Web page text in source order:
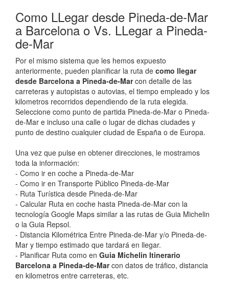
Como LLegar desde Pineda-de-Mar
a Barcelona o Vs. LLegar a Pineda-
de-Mar
Por el mismo sistema que les hemos expuesto
anteriormente, pueden planificar la ruta de como llegar
desde Barcelona a Pineda-de-Marcon detalle de las
carreteras y autopistas o autovias, el tiempo empleado y los
kilometros recorridos dependiendo de la ruta elegida.
Seleccione como punto de partida Pineda-de-Mar o Pineda-
de-Mar e incluso una calle o lugar de dichas ciudades y
punto de destino cualquier ciudad de España o de Europa.
Una vez que pulse en obtener direcciones, le mostramos
toda la información:
- Como ir en coche a Pineda-de-Mar
- Como ir en Transporte Público Pineda-de-Mar
- Ruta Turística desde Pineda-de-Mar
- Calcular Ruta en coche hasta Pineda-de-Mar con la
tecnología Google Maps similar a las rutas de Guia Michelin
o la Guia Repsol.
- Distancia Kilométrica Entre Pineda-de-Mar y/o Pineda-de-
Mar y tiempo estimado que tardará en llegar.
- Planificar Ruta como en Guia Michelin Itinerario
Barcelona a Pineda-de-Marcon datos de tráfico, distancia
en kilometros entre carreteras, etc.